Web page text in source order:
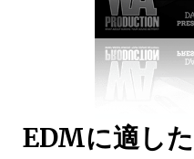
EDMに適し